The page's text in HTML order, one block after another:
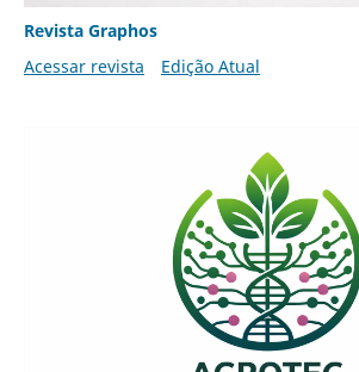
Revista Graphos
Acessar revista
Edição Atual